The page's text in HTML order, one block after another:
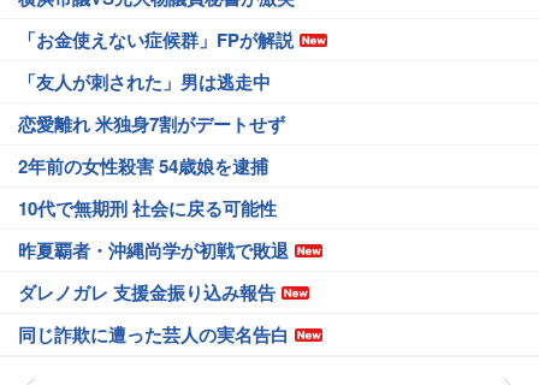
「お金使えない症候群」FPが解説
「友人が刺された」男は逃走中
恋愛離れ 米独身7割がデートせず
2年前の女性殺害 54歳娘を逮捕
10代で無期刑 社会に戻る可能性
昨夏覇者・沖縄尚学が初戦で敗退
ダレノガレ 支援金振り込み報告
同じ詐欺に遭った芸人の実名告白